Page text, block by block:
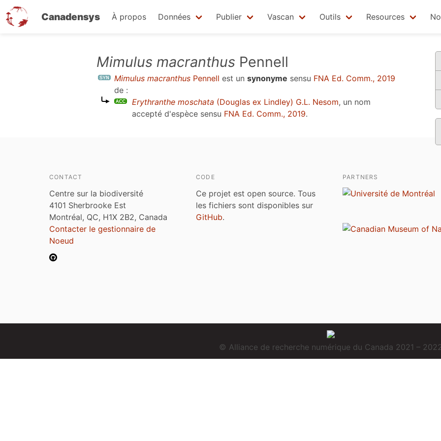
Canadensys À propos Données Publier Vascan Outils Resources
Mimulus macranthus Pennell
Mimulus macranthus Pennell est un synonyme sensu FNA Ed. Comm., 2019
de :
Erythranthe moschata (Douglas ex Lindley) G.L. Nesom, un nom
accepté d'espèce sensu FNA Ed. Comm., 2019.
CONTACT
Centre sur la biodiversité
4101 Sherbrooke Est
Montréal, QC, H1X 2B2, Canada
Contacter le gestionnaire de
Noeud
CODE
Ce projet est open source. Tous
les fichiers sont disponibles sur
GitHub.
PARTNERS
© Alliance de recherche numérique du Canada 2021 –